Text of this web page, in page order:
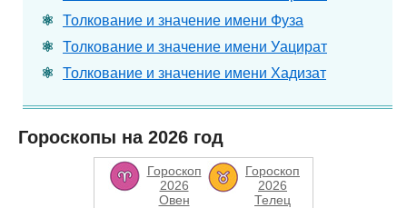
Толкование и значение имени Фуза
Толкование и значение имени Уацират
Толкование и значение имени Хадизат
Гороскопы на 2026 год
Гороскоп
2026
Овен
Гороскоп
2026
Телец